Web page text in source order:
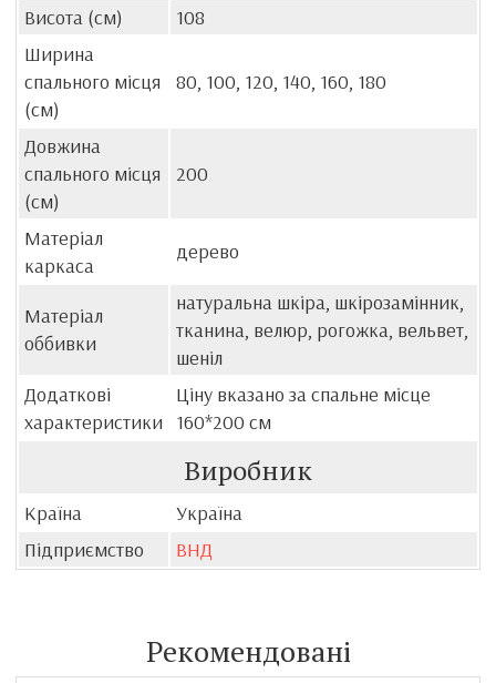
Висота (см)
108
Ширина
спального місця
(см)
80, 100, 120, 140, 160, 180
Довжина
спального місця
(см)
200
Матеріал
каркаса
дерево
Матеріал
оббивки
натуральна шкіра, шкірозамінник,
тканина, велюр, рогожка, вельвет,
шеніл
Додаткові
характеристики
Ціну вказано за спальне місце
160*200 см
Виробник
Країна
Україна
Підприємство
ВНД
Рекомендовані